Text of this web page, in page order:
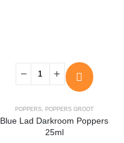
POPPERS, POPPERS GROOT
Blue Lad Darkroom Poppers
25ml